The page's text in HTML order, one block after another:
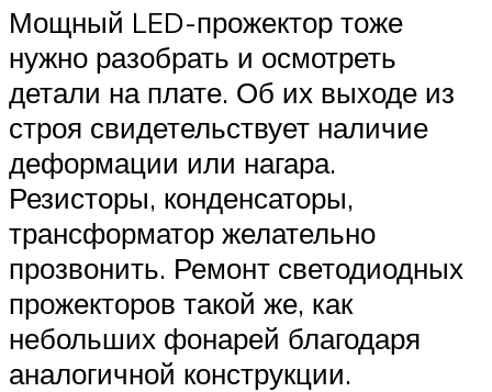
Мощный LED-прожектор тоже
нужно разобрать и осмотреть
детали на плате. Об их выходе из
строя свидетельствует наличие
деформации или нагара.
Резисторы, конденсаторы,
трансформатор желательно
прозвонить. Ремонт светодиодных
прожекторов такой же, как
небольших фонарей благодаря
аналогичной конструкции.